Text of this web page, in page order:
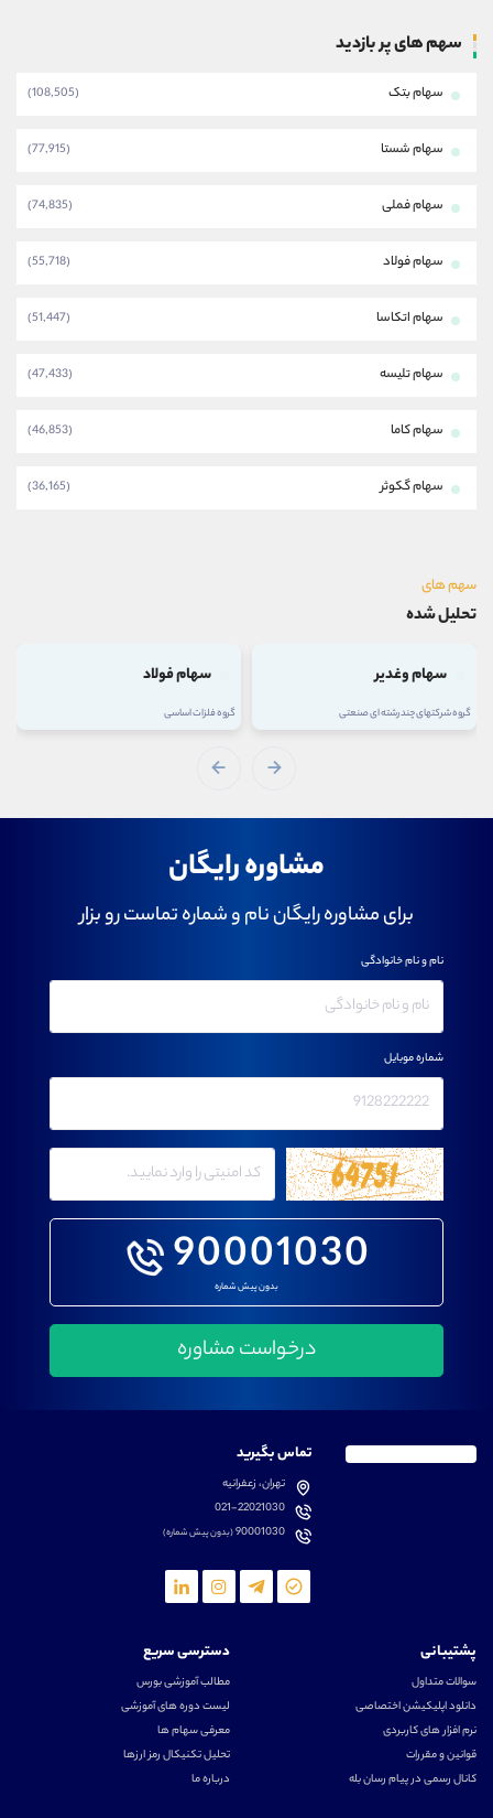
سهم های پر بازدید
سهام بتک (108,505)
سهام شستا (77,915)
سهام فملی (74,835)
سهام فولاد (55,718)
سهام اتکاسا (51,447)
سهام تلیسه (47,433)
سهام کاما (46,853)
سهام گکوثر (36,165)
سهم های
تحلیل شده
سهام وغدیر
گروه شرکتهای چند رشته ای صنعتی
سهام فولاد
گروه فلزات اساسی
مشاوره رایگان
برای مشاوره رایگان نام و شماره تماست رو بزار
90001030
بدون پیش شماره
نام و نام خانوادگی
شماره موبایل
تماس بگیرید
تهران، زعفرانیه
021-22021030
90001030(بدون پیش شماره)
پشتیبانی
سوالات متداول
دانلود اپلیکیشن اختصاصی
نرم افزار های کاربردی
قوانین و مقررات
کانال رسمی در پیام رسان بله
دسترسی سریع
مطالب آموزشی بورس
لیست دوره های آموزشی
معرفی سهام ها
تحلیل تکنیکال رمز ارزها
درباره ما